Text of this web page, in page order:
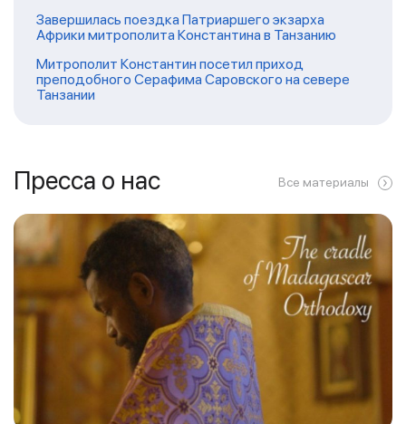
Завершилась поездка Патриаршего экзарха
Африки митрополита Константина в Танзанию
Митрополит Константин посетил приход
преподобного Серафима Саровского на севере
Танзании
Пресса о нас Все материалы